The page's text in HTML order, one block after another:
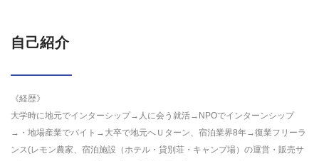
自己紹介
《経歴》
大学時に地元でインターシップ→人に会う就活→NPOでインターンシップ
→・地場産業でバイト→大卒で地元へＵターン、宿泊業界8年→復業フリーラ
ンス(レモン農家、宿泊施設（ホテル・貸別荘・キャンプ場）の運営・販売サ